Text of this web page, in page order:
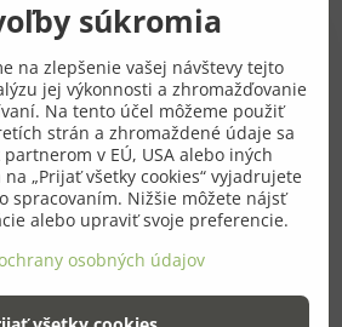
aj na sieťach
kategórie
súkromia
na zlepšenie vašej návštevy tejto
jej výkonnosti a zhromažďovanie
Na tento účel môžeme použiť
strán a zhromaždené údaje sa
v EÚ, USA alebo iných
„Prijať všetky cookies“ vyjadrujete
spracovaním. Nižšie môžete nájsť
alebo upraviť svoje preferencie.
osobných údajov